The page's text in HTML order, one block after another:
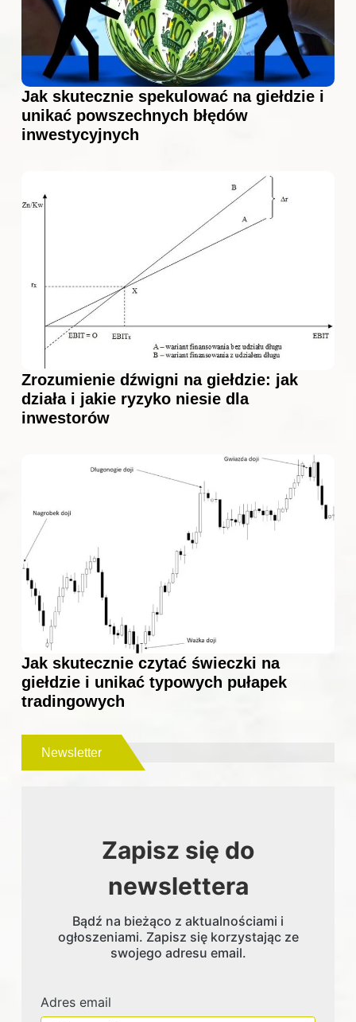
Jak skutecznie spekulować na giełdzie i
unikać powszechnych błędów
inwestycyjnych
Zrozumienie dźwigni na giełdzie: jak
działa i jakie ryzyko niesie dla
inwestorów
Jak skutecznie czytać świeczki na
giełdzie i unikać typowych pułapek
tradingowych
Newsletter
Zapisz się do
newslettera
Bądź na bieżąco z aktualnościami i
ogłoszeniami. Zapisz się korzystając ze
swojego adresu email.
Adres email